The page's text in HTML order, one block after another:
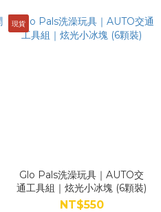
現貨
Glo Pals洗澡玩具｜AUTO交
通工具組｜炫光小冰塊 (6顆裝)
NT$550